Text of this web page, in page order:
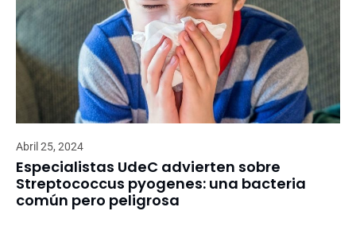
Abril 25, 2024
Especialistas UdeC advierten sobre
Streptococcus pyogenes: una bacteria
común pero peligrosa